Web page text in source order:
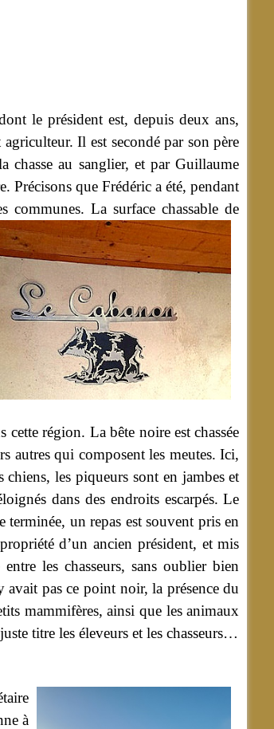
le président est, depuis deux ans,
Il est secondé par son père
chasse au sanglier, et par Guillaume
Précisons que Frédéric a été, pendant
communes.La surface chassable de
région. La bête noire est chassée
autres qui composent les meutes.Ici,
les piqueurs sont en jambes et
dans des endroits escarpés. Le
un repas est souvent pris en
d’un ancien président, et mis
les chasseurs, sans oublier bien
pas ce point noir, la présence du
mammifères, ainsi que les animaux
titre les éleveurs et les chasseurs…
à